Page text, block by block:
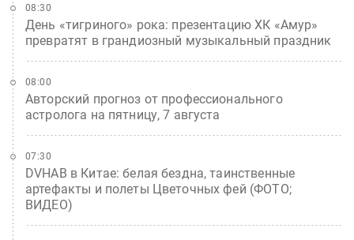
День «тигриного» рока: презентацию ХК «Амур»
превратят в грандиозный музыкальный праздник
08:30
Авторский прогноз от профессионального
астролога на пятницу, 7 августа
08:00
DVHAB в Китае: белая бездна, таинственные
артефакты и полеты Цветочных фей (ФОТО;
ВИДЕО)
07:30